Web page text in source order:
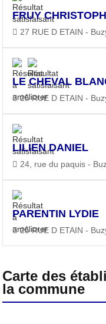
FRUY
27 RUE D ETAIN -
LE CHEVAL
25 RUE D ETAIN -
LILIEN DANIEL
24, rue du paquis -
PARENTIN LYDIE
25 RUE D ETAIN -
Carte des
la commune